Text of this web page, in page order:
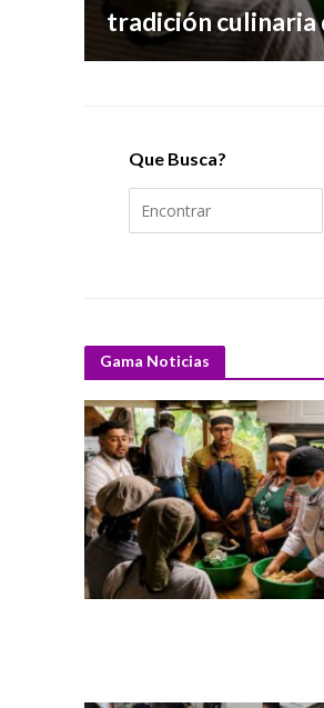
tradición culinaria
Que Busca?
Gama Noticias